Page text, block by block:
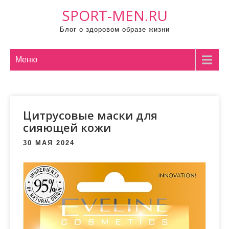
SPORT-MEN.RU
Блог о здоровом образе жизни
Меню
Цитрусовые маски для
сияющей кожи
30 МАЯ 2024